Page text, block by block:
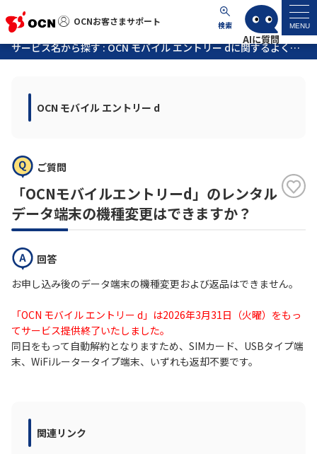
OCNお客さまサポート 検索 MENU
OCNお客さまサポート
マイページ
サポートトップ
よくあるご質問
工事・故障情報
お問い合わせ
履歴・お気に入り
まはこちら
サービス名から探す : OCN モバイル エントリー dに関するよくあるご質問
OCN モバイル エントリー d
ご質問
「OCNモバイルエントリーd」のレンタル
データ端末の機種変更はできますか？
回答
お申し込み後のデータ端末の機種変更および返品はできません。
「OCN モバイル エントリー d」は2026年3月31日（火曜）をもっ
てサービス提供終了いたしました。
同日をもって自動解約となりますため、SIMカード、USBタイプ端
末、WiFiルータータイプ端末、いずれも返却不要です。
関連リンク